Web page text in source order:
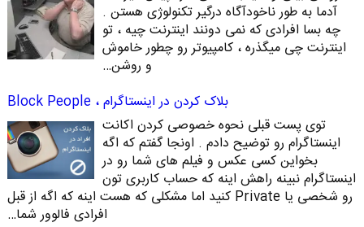
آدما به طور ناخودآگاه درگیر تکنولوژی هستن .
چه بسا افرادی که نمی دونند اینترنت چیه ، تو
اینترنت چی میگذره ، کامپیوتر رو چطور خاموش
و روشن…
بلاک کردن در اینستاگرام ، Block People
توی پست قبلی نحوه خصوصی کردن اکانت
اینستاگرام رو توضیح دادم . اونجا گفتم که اگه
بخواین کسی عکس و فیلم های شما رو در
اینستاگرام نبینه راهش اینه که حساب کاربری تون
رو شخصی یا Private کنید اما مشکلی که هست اینه که اگه از قبل
افرادی فالوور شما…